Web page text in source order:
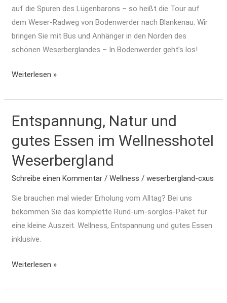
auf die Spuren des Lügenbarons – so heißt die Tour auf
dem Weser-Radweg von Bodenwerder nach Blankenau. Wir
bringen Sie mit Bus und Anhänger in den Norden des
schönen Weserberglandes – In Bodenwerder geht’s los!
Weiterlesen »
Entspannung, Natur und
gutes Essen im Wellnesshotel
Weserbergland
Schreibe einen Kommentar /Wellness /weserbergland-cxus
Sie brauchen mal wieder Erholung vom Alltag? Bei uns
bekommen Sie das komplette Rund-um-sorglos-Paket für
eine kleine Auszeit. Wellness, Entspannung und gutes Essen
inklusive.
Entspannung,
und
gutes
Wellnesshotel
Weserbergland
Weiterlesen »